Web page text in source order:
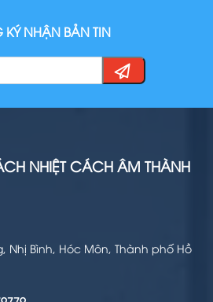
NHẬN BẢN TIN
NHIỆT CÁCH ÂM THÀNH
Nhị Bình, Hóc Môn, Thành phố Hồ